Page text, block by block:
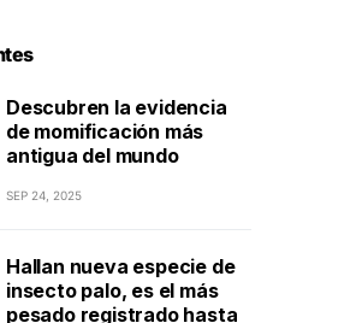
Descubren la evidencia
de momificación más
antigua del mundo
SEP 24, 2025
Hallan nueva especie de
insecto palo, es el más
pesado registrado hasta